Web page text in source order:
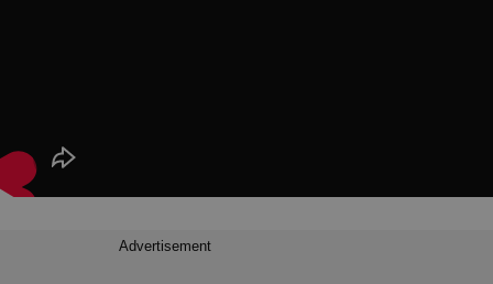
Advertisement